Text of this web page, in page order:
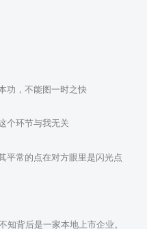
功，不能图一时之快
个环节与我无关
平常的点在对方眼里是闪光点
知背后是一家本地上市企业。